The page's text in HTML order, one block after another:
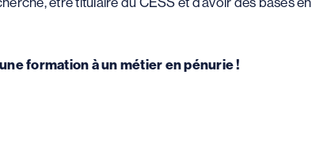
formation à un métier en pénurie !